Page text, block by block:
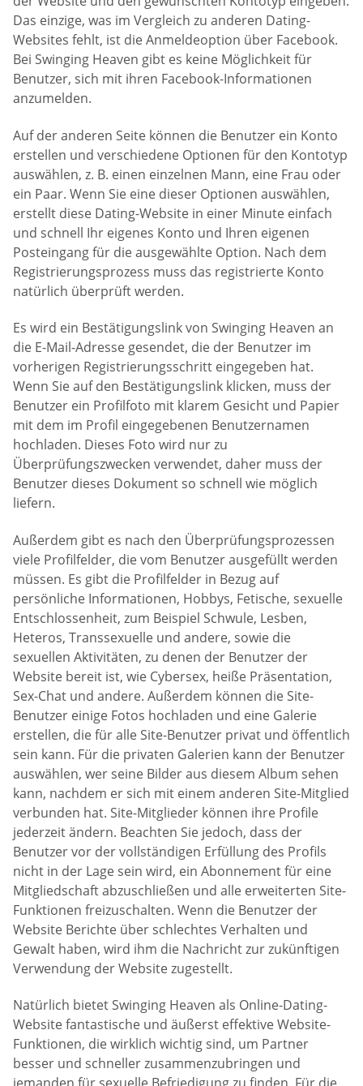
Das einzige, was im Vergleich zu anderen Dating-
Websites fehlt, ist die Anmeldeoption über Facebook.
Bei Swinging Heaven gibt es keine Möglichkeit für
Benutzer, sich mit ihren Facebook-Informationen
anzumelden.
Auf der anderen Seite können die Benutzer ein Konto
erstellen und verschiedene Optionen für den Kontotyp
auswählen, z. B. einen einzelnen Mann, eine Frau oder
ein Paar. Wenn Sie eine dieser Optionen auswählen,
erstellt diese Dating-Website in einer Minute einfach
und schnell Ihr eigenes Konto und Ihren eigenen
Posteingang für die ausgewählte Option. Nach dem
Registrierungsprozess muss das registrierte Konto
natürlich überprüft werden.
Es wird ein Bestätigungslink von Swinging Heaven an
die E-Mail-Adresse gesendet, die der Benutzer im
vorherigen Registrierungsschritt eingegeben hat.
Wenn Sie auf den Bestätigungslink klicken, muss der
Benutzer ein Profilfoto mit klarem Gesicht und Papier
mit dem im Profil eingegebenen Benutzernamen
hochladen. Dieses Foto wird nur zu
Überprüfungszwecken verwendet, daher muss der
Benutzer dieses Dokument so schnell wie möglich
liefern.
Außerdem gibt es nach den Überprüfungsprozessen
viele Profilfelder, die vom Benutzer ausgefüllt werden
müssen. Es gibt die Profilfelder in Bezug auf
persönliche Informationen, Hobbys, Fetische, sexuelle
Entschlossenheit, zum Beispiel Schwule, Lesben,
Heteros, Transsexuelle und andere, sowie die
sexuellen Aktivitäten, zu denen der Benutzer der
Website bereit ist, wie Cybersex, heiße Präsentation,
Sex-Chat und andere. Außerdem können die Site-
Benutzer einige Fotos hochladen und eine Galerie
erstellen, die für alle Site-Benutzer privat und öffentlich
sein kann. Für die privaten Galerien kann der Benutzer
auswählen, wer seine Bilder aus diesem Album sehen
kann, nachdem er sich mit einem anderen Site-Mitglied
verbunden hat. Site-Mitglieder können ihre Profile
jederzeit ändern. Beachten Sie jedoch, dass der
Benutzer vor der vollständigen Erfüllung des Profils
nicht in der Lage sein wird, ein Abonnement für eine
Mitgliedschaft abzuschließen und alle erweiterten Site-
Funktionen freizuschalten. Wenn die Benutzer der
Website Berichte über schlechtes Verhalten und
Gewalt haben, wird ihm die Nachricht zur zukünftigen
Verwendung der Website zugestellt.
Natürlich bietet Swinging Heaven als Online-Dating-
Website fantastische und äußerst effektive Website-
Funktionen, die wirklich wichtig sind, um Partner
besser und schneller zusammenzubringen und